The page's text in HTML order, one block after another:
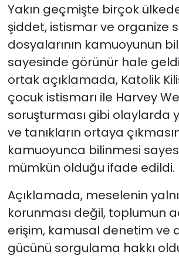
Yakın geçmişte birçok
şiddet, istismar ve organize
dosyalarının kamuoyunun
sayesinde görünür hale
ortak açıklamada, Katolik
çocuk istismarı ile Harvey
soruşturması gibi olaylarda
ve tanıkların ortaya
kamuoyunca bilinmesi
mümkün olduğu ifade edildi.
Açıklamada, meselenin
korunması değil, toplumun
erişim, kamusal denetim ve
gücünü sorgulama hakkı